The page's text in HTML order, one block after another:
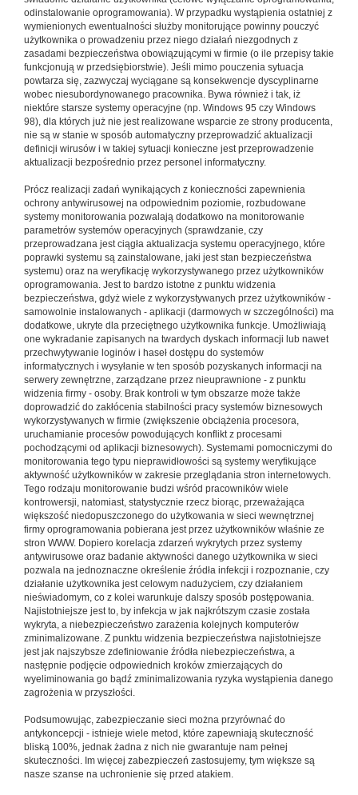
odinstalowanie oprogramowania). W przypadku wystąpienia ostatniej z
wymienionych ewentualności służby monitorujące powinny pouczyć
użytkownika o prowadzeniu przez niego działań niezgodnych z
zasadami bezpieczeństwa obowiązującymi w firmie (o ile przepisy takie
funkcjonują w przedsiębiorstwie). Jeśli mimo pouczenia sytuacja
powtarza się, zazwyczaj wyciągane są konsekwencje dyscyplinarne
wobec niesubordynowanego pracownika. Bywa również i tak, iż
niektóre starsze systemy operacyjne (np. Windows 95 czy Windows
98), dla których już nie jest realizowane wsparcie ze strony producenta,
nie są w stanie w sposób automatyczny przeprowadzić aktualizacji
definicji wirusów i w takiej sytuacji konieczne jest przeprowadzenie
aktualizacji bezpośrednio przez personel informatyczny.
Prócz realizacji zadań wynikających z konieczności zapewnienia
ochrony antywirusowej na odpowiednim poziomie, rozbudowane
systemy monitorowania pozwalają dodatkowo na monitorowanie
parametrów systemów operacyjnych (sprawdzanie, czy
przeprowadzana jest ciągła aktualizacja systemu operacyjnego, które
poprawki systemu są zainstalowane, jaki jest stan bezpieczeństwa
systemu) oraz na weryfikację wykorzystywanego przez użytkowników
oprogramowania. Jest to bardzo istotne z punktu widzenia
bezpieczeństwa, gdyż wiele z wykorzystywanych przez użytkowników -
samowolnie instalowanych - aplikacji (darmowych w szczególności) ma
dodatkowe, ukryte dla przeciętnego użytkownika funkcje. Umożliwiają
one wykradanie zapisanych na twardych dyskach informacji lub nawet
przechwytywanie loginów i haseł dostępu do systemów
informatycznych i wysyłanie w ten sposób pozyskanych informacji na
serwery zewnętrzne, zarządzane przez nieuprawnione - z punktu
widzenia firmy - osoby. Brak kontroli w tym obszarze może także
doprowadzić do zakłócenia stabilności pracy systemów biznesowych
wykorzystywanych w firmie (zwiększenie obciążenia procesora,
uruchamianie procesów powodujących konflikt z procesami
pochodzącymi od aplikacji biznesowych). Systemami pomocniczymi do
monitorowania tego typu nieprawidłowości są systemy weryfikujące
aktywność użytkowników w zakresie przeglądania stron internetowych.
Tego rodzaju monitorowanie budzi wśród pracowników wiele
kontrowersji, natomiast, statystycznie rzecz biorąc, przeważająca
większość niedopuszczonego do użytkowania w sieci wewnętrznej
firmy oprogramowania pobierana jest przez użytkowników właśnie ze
stron WWW. Dopiero korelacja zdarzeń wykrytych przez systemy
antywirusowe oraz badanie aktywności danego użytkownika w sieci
pozwala na jednoznaczne określenie źródła infekcji i rozpoznanie, czy
działanie użytkownika jest celowym nadużyciem, czy działaniem
nieświadomym, co z kolei warunkuje dalszy sposób postępowania.
Najistotniejsze jest to, by infekcja w jak najkrótszym czasie została
wykryta, a niebezpieczeństwo zarażenia kolejnych komputerów
zminimalizowane. Z punktu widzenia bezpieczeństwa najistotniejsze
jest jak najszybsze zdefiniowanie źródła niebezpieczeństwa, a
następnie podjęcie odpowiednich kroków zmierzających do
wyeliminowania go bądź zminimalizowania ryzyka wystąpienia danego
zagrożenia w przyszłości.
Podsumowując, zabezpieczanie sieci można przyrównać do
antykoncepcji - istnieje wiele metod, które zapewniają skuteczność
bliską 100%, jednak żadna z nich nie gwarantuje nam pełnej
skuteczności. Im więcej zabezpieczeń zastosujemy, tym większe są
nasze szanse na uchronienie się przed atakiem.